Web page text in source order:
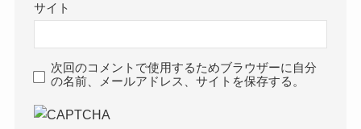
サイト
次回のコメントで使用するためブラウザーに自分
の名前、メールアドレス、サイトを保存する。